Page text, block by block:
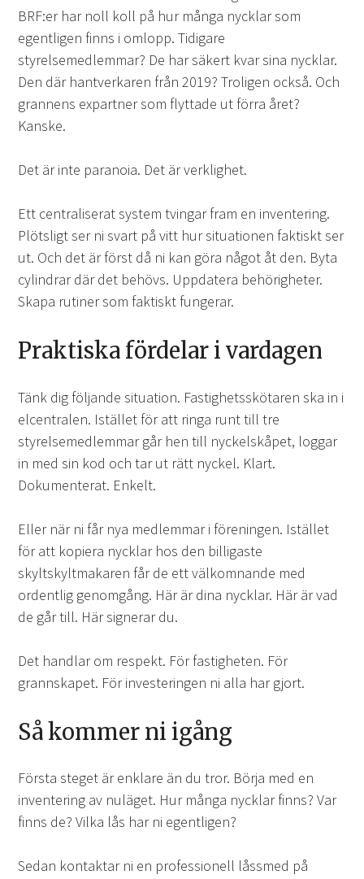
BRF:er har noll koll på hur många nycklar som
egentligen finns i omlopp. Tidigare
styrelsemedlemmar? De har säkert kvar sina nycklar.
Den där hantverkaren från 2019? Troligen också. Och
grannens expartner som flyttade ut förra året?
Kanske.
Det är inte paranoia. Det är verklighet.
Ett centraliserat system tvingar fram en inventering.
Plötsligt ser ni svart på vitt hur situationen faktiskt ser
ut. Och det är först då ni kan göra något åt den. Byta
cylindrar där det behövs. Uppdatera behörigheter.
Skapa rutiner som faktiskt fungerar.
Praktiska fördelar i vardagen
Tänk dig följande situation. Fastighetsskötaren ska in i
elcentralen. Istället för att ringa runt till tre
styrelsemedlemmar går hen till nyckelskåpet, loggar
in med sin kod och tar ut rätt nyckel. Klart.
Dokumenterat. Enkelt.
Eller när ni får nya medlemmar i föreningen. Istället
för att kopiera nycklar hos den billigaste
skyltskyltmakaren får de ett välkomnande med
ordentlig genomgång. Här är dina nycklar. Här är vad
de går till. Här signerar du.
Det handlar om respekt. För fastigheten. För
grannskapet. För investeringen ni alla har gjort.
Så kommer ni igång
Första steget är enklare än du tror. Börja med en
inventering av nuläget. Hur många nycklar finns? Var
finns de? Vilka lås har ni egentligen?
Sedan kontaktar ni en professionell låssmed på